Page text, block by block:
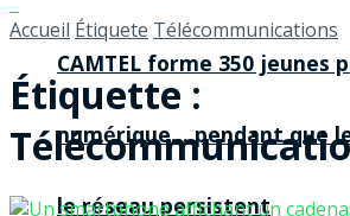
CAMTEL forme 350 jeunes
numérique… pendant que
le réseau persistent
Accueil Étiquete Télécommunications
Étiquette :